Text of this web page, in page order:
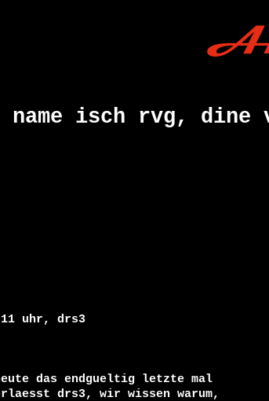
name isch rvg,
11 uhr, drs3
das endgueltig letzte mal
drs3, wir wissen warum,